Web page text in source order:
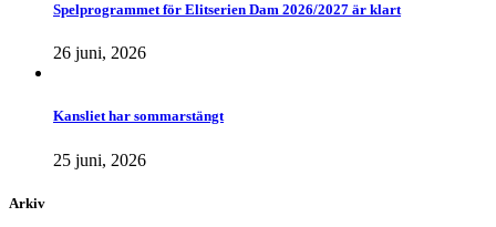
Spelprogrammet för Elitserien Dam 2026/2027 är klart
26 juni, 2026
Kansliet har sommarstängt
25 juni, 2026
Arkiv